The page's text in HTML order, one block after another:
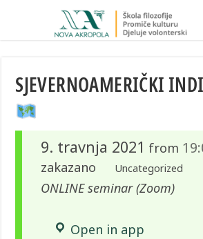
SJEVERNOAMERIČKI
9. travnja 2021 from
zakazano Uncategorized
ONLINE seminar (Zoom)
Open in app